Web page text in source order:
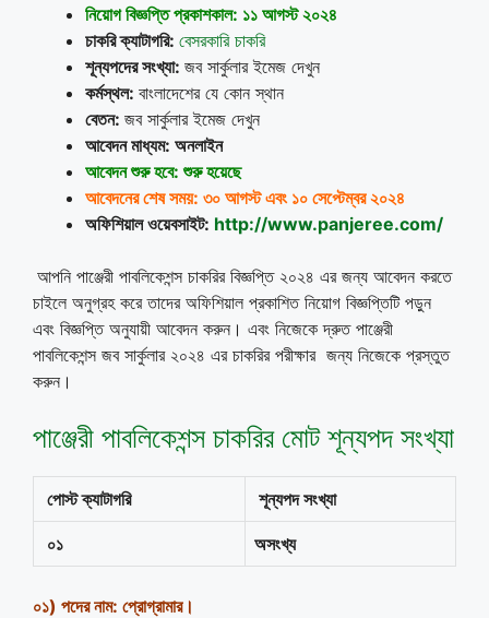
নিয়োগ বিজ্ঞপ্তি প্রকাশকাল: ১১ আগস্ট ২০২৪
চাকরি ক্যাটাগরি: বেসরকারি চাকরি
শূন্যপদের সংখ্যা: জব সার্কুলার ইমেজ দেখুন
কর্মস্থল: বাংলাদেশের যে কোন স্থান
বেতন: জব সার্কুলার ইমেজ দেখুন
আবেদন মাধ্যম: অনলাইন
আবেদন শুরু হবে: শুরু হয়েছে
আবেদনের শেষ সময়: ৩০ আগস্ট এবং ১০ সেপ্টেম্বর ২০২৪
অফিশিয়াল ওয়েবসাইট: http://www.panjeree.com/
আপনি পাঞ্জেরী পাবলিকেশন্স চাকরির বিজ্ঞপ্তি ২০২৪ এর জন্য আবেদন করতে
চাইলে অনুগ্রহ করে তাদের অফিশিয়াল প্রকাশিত নিয়োগ বিজ্ঞপ্তিটি পড়ুন
এবং বিজ্ঞপ্তি অনুযায়ী আবেদন করুন। এবং নিজেকে দ্রুত পাঞ্জেরী
পাবলিকেশন্স জব সার্কুলার ২০২৪ এর চাকরির পরীক্ষার জন্য নিজেকে প্রস্তুত
করুন।
পাঞ্জেরী পাবলিকেশন্স চাকরির মোট শূন্যপদ সংখ্যা
পোস্ট ক্যাটাগরি শূন্যপদ সংখ্যা
০১ অসংখ্য
০১) পদের নাম: প্রোগ্রামার।